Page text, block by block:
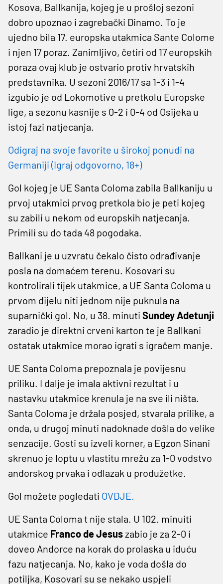
Kosova, Ballkanija, kojeg je u prošloj sezoni
dobro upoznao i zagrebački Dinamo. To je
ujedno bila 17. europska utakmica Sante Colome
i njen 17 poraz. Zanimljivo, četiri od 17 europskih
poraza ovaj klub je ostvario protiv hrvatskih
predstavnika. U sezoni 2016/17 sa 1-3 i 1-4
izgubio je od Lokomotive u pretkolu Europske
lige, a sezonu kasnije s 0-2 i 0-4 od Osijeka u
istoj fazi natjecanja.
Odigraj na svoje favorite u širokoj ponudi na
Germaniji (Igraj odgovorno, 18+)
Gol kojeg je UE Santa Coloma zabila Ballkaniju u
prvoj utakmici prvog pretkola bio je peti kojeg
su zabili u nekom od europskih natjecanja.
Primili su do tada 48 pogodaka.
Ballkani je u uzvratu čekalo čisto odrađivanje
posla na domaćem terenu. Kosovari su
kontrolirali tijek utakmice, a UE Santa Coloma u
prvom dijelu niti jednom nije puknula na
suparnički gol. No, u 38. minuti Sundey Adetunji
zaradio je direktni crveni karton te je Ballkani
ostatak utakmice morao igrati s igračem manje.
UE Santa Coloma prepoznala je povijesnu
priliku. I dalje je imala aktivni rezultat i u
nastavku utakmice krenula je na sve ili ništa.
Santa Coloma je držala posjed, stvarala prilike, a
onda, u drugoj minuti nadoknade došla do velike
senzacije. Gosti su izveli korner, a Egzon Sinani
skrenuo je loptu u vlastitu mrežu za 1-0 vodstvo
andorskog prvaka i odlazak u produžetke.
Gol možete pogledati OVDJE.
UE Santa Coloma t nije stala. U 102. minuiti
utakmice Franco de Jesuszabio je za 2-0 i
doveo Andorce na korak do prolaska u iduću
fazu natjecanja. No, kako je voda došla do
potiljka, Kosovari su se nekako uspjeli